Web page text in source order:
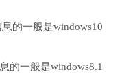
的一般是windows10
的一般是windows8.1